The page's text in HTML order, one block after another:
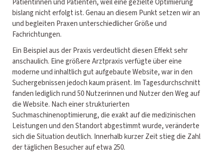
Patientinnen und Patienten, weil eine gezielte Optimierung
bislang nicht erfolgt ist. Genau an diesem Punkt setzen wir an
und begleiten Praxen unterschiedlicher Größe und
Fachrichtungen.
Ein Beispiel aus der Praxis verdeutlicht diesen Effekt sehr
anschaulich. Eine größere Arztpraxis verfügte über eine
moderne und inhaltlich gut aufgebaute Website, war in den
Suchergebnissen jedoch kaum präsent. Im Tagesdurchschnitt
fanden lediglich rund 50 Nutzerinnen und Nutzer den Weg auf
die Website. Nach einer strukturierten
Suchmaschinenoptimierung, die exakt auf die medizinischen
Leistungen und den Standort abgestimmt wurde, veränderte
sich die Situation deutlich. Innerhalb kurzer Zeit stieg die Zahl
der täglichen Besucher auf etwa 250.